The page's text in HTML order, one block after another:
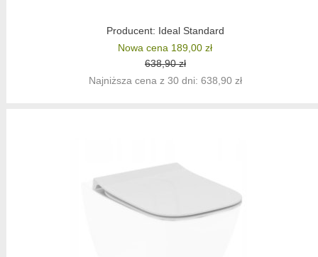
Producent: Ideal Standard
Nowa cena 189,00 zł
638,90 zł
Najniższa cena z 30 dni: 638,90 zł